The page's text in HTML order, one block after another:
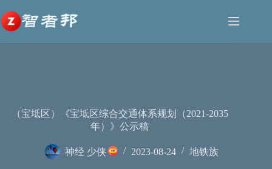
至
内
容
（宝坻区）《宝坻区综合交通体系规划（2021-2035
年）》公示稿
神经 少侠 2023-08-24 地铁族